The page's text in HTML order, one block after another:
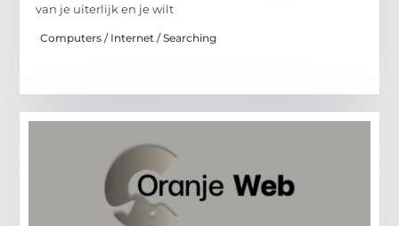
van je uiterlijk en je wilt
Computers / Internet / Searching